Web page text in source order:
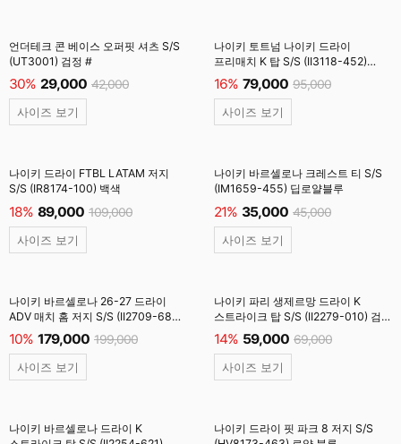
언더테크 콘 베이스 오퍼핏 셔츠 S/S
(UT3001) 검정 #
30% 29,000 42,000
사이즈 보기
나이키 토트넘 나이키 드라이
프리매치 K 탑 S/S (II3118-452)
옵시디언
16% 79,000 95,000
사이즈 보기
나이키 드라이 FTBL LATAM 저지
S/S (IR8174-100) 백색
18% 89,000 109,000
사이즈 보기
나이키 바르셀로나 크레스트 티 S/S
(IM1659-455) 딥로얄블루
21% 35,000 45,000
사이즈 보기
나이키 바르셀로나 26-27 드라이
ADV 매치 홈 저지 S/S (II2709-683)
딥버건디 #
10% 179,000 199,000
사이즈 보기
나이키 파리 생제르망 드라이 K
스트라이크 탑 S/S (II2279-010) 검정
#
14% 59,000 69,000
사이즈 보기
나이키 바르셀로나 드라이 K
나이키 드라이 핏 파크 8 저지 S/S